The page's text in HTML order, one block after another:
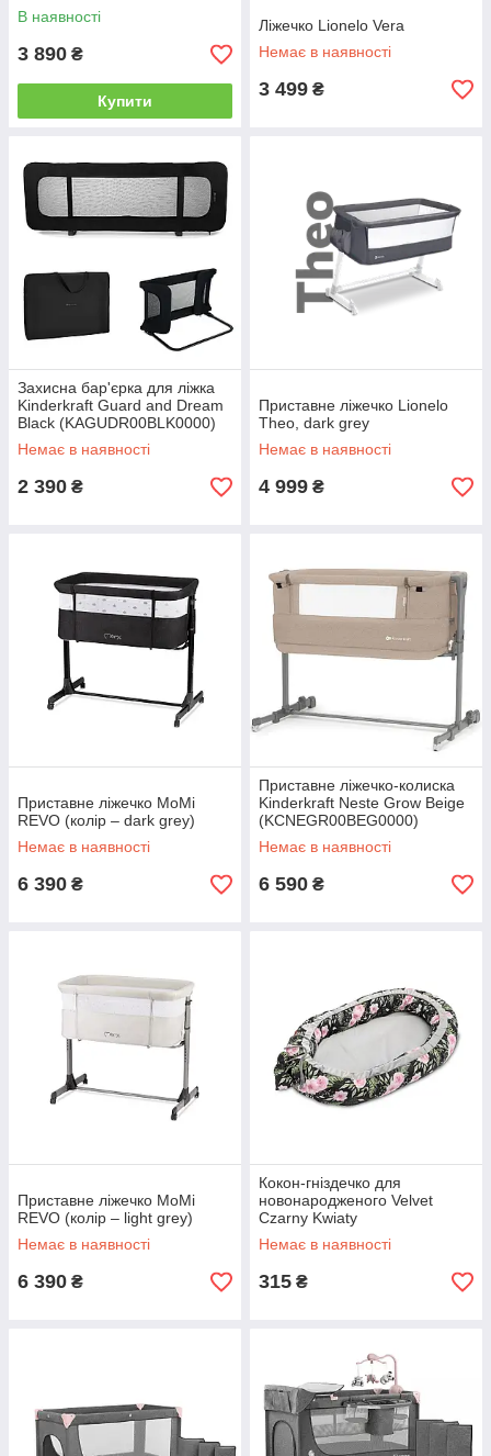
В наявності
3 890 ₴
Купити
Ліжечко Lionelo Vera
Немає в наявності
3 499 ₴
Захисна бар'єрка для ліжка
Kinderkraft Guard and Dream
Black (KAGUDR00BLK0000)
Немає в наявності
2 390 ₴
Приставне ліжечко Lionelo
Theo, dark grey
Немає в наявності
4 999 ₴
Приставне ліжечко MoMi
REVO (колір – dark grey)
Немає в наявності
6 390 ₴
Приставне ліжечко-колиска
Kinderkraft Neste Grow Beige
(KCNEGR00BEG0000)
Немає в наявності
6 590 ₴
Приставне ліжечко MoMi
REVO (колір – light grey)
Немає в наявності
6 390 ₴
Кокон-гніздечко для
новонародженого Velvet
Czarny Kwiaty
Немає в наявності
315 ₴